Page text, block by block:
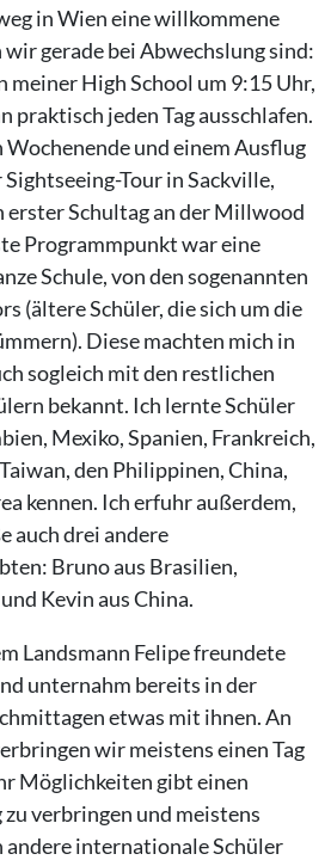
in Wien eine willkommene
gerade bei Abwechslung sind:
meiner High School um 9:15 Uhr,
praktisch jeden Tag ausschlafen.
und einem Ausflug
Tour in Sackville,
Schultag an der Millwood
Programmpunkt war eine
Schule, von den sogenannten
(ältere Schüler, die sich um die
Diese machten mich in
sogleich mit den restlichen
bekannt. Ich lernte Schüler
Mexiko, Spanien, Frankreich,
den Philippinen, China,
kennen. Ich erfuhr außerdem,
auch drei andere
Bruno aus Brasilien,
Kevin aus China.
Landsmann Felipe freundete
unternahm bereits in der
etwas mit ihnen. An
wir meistens einen Tag
Möglichkeiten gibt einen
verbringen und meistens
internationale Schüler